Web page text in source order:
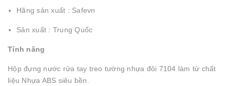
Hãng sản xuất : Safevn
Sản xuất : Trung Quốc
Tính năng
Hộp đựng nước rửa tay treo tường nhựa đôi 7104 làm từ chất
liệu Nhựa ABS siêu bền.